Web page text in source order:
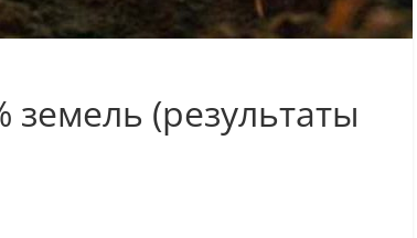
земель (результаты